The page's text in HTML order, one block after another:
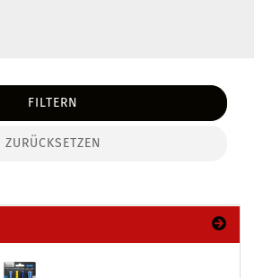
FILTERN
ZURÜCKSETZEN